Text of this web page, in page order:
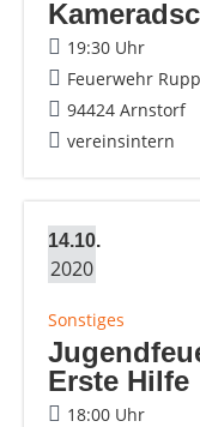
19:30 Uhr
Feuerwehr
94424 Arnstorf
vereinsintern
14.10.
2020
Sonstiges
Erste Hilfe
18:00 Uhr